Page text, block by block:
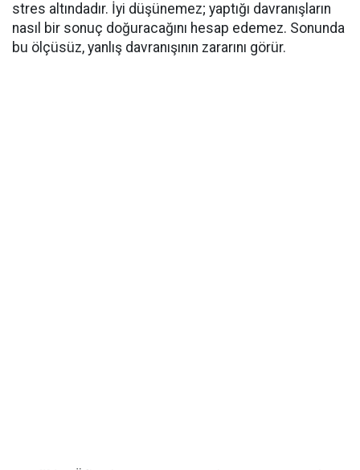
stres altındadır. İyi düşünemez; yaptığı davranışların
nasıl bir sonuç doğuracağını hesap edemez. Sonunda
bu ölçüsüz, yanlış davranışının zararını görür.